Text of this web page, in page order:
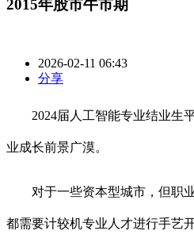
2015年股市牛市期
2026-02-11 06:43
分享
2024届人工智能专业结业生平
业成长前景广漠。
对于一些资本型城市，但职业
都需要计较机专业人才进行手艺